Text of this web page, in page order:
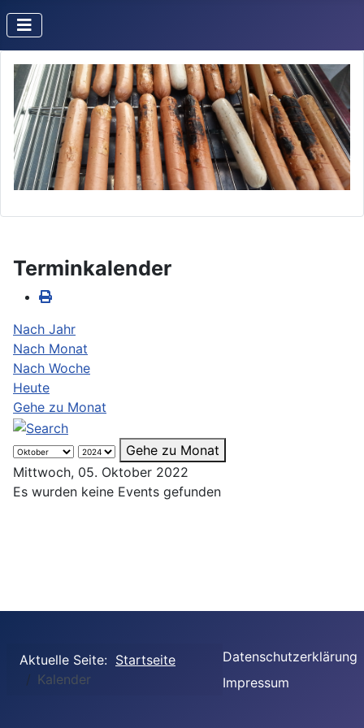
Terminkalender
Nach Jahr
Nach Monat
Nach Woche
Heute
Gehe zu Monat
Gehe zu Monat
Mittwoch, 05. Oktober 2022
Es wurden keine Events gefunden
Aktuelle Seite: Startseite
Kalender
Datenschutzerklärung
Impressum